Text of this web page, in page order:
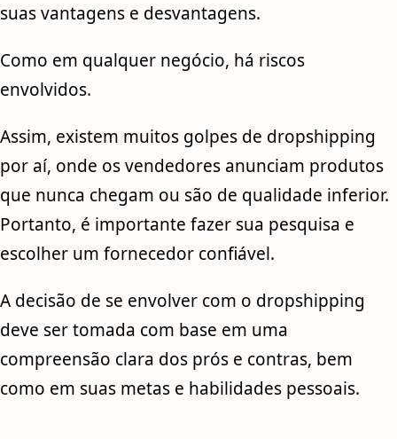
suas vantagens e desvantagens.
Como em qualquer negócio, há riscos
envolvidos.
Assim, existem muitos golpes de dropshipping
por aí, onde os vendedores anunciam produtos
que nunca chegam ou são de qualidade inferior.
Portanto, é importante fazer sua pesquisa e
escolher um fornecedor confiável.
A decisão de se envolver com o dropshipping
deve ser tomada com base em uma
compreensão clara dos prós e contras, bem
como em suas metas e habilidades pessoais.